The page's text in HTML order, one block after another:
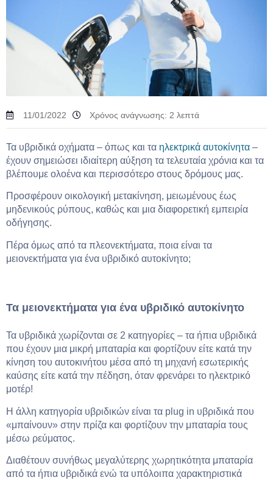
11/01/2022 Χρόνος ανάγνωσης: 2 λεπτά
Τα υβριδικά οχήματα – όπως και τα ηλεκτρικά αυτοκίνητα –
έχουν σημειώσει ιδιαίτερη αύξηση τα τελευταία χρόνια και τα
βλέπουμε ολοένα και περισσότερο στους δρόμους μας.
Προσφέρουν οικολογική μετακίνηση, μειωμένους έως
μηδενικούς ρύπους, καθώς και μια διαφορετική εμπειρία
οδήγησης.
Πέρα όμως από τα πλεονεκτήματα, ποια είναι τα
μειονεκτήματα για ένα υβριδικό αυτοκίνητο;
Τα μειονεκτήματα για ένα υβριδικό αυτοκίνητο
Τα υβριδικά χωρίζονται σε 2 κατηγορίες – τα ήπια υβριδικά
που έχουν μια μικρή μπαταρία και φορτίζουν είτε κατά την
κίνηση του αυτοκινήτου μέσα από τη μηχανή εσωτερικής
καύσης είτε κατά την πέδηση, όταν φρενάρει το ηλεκτρικό
μοτέρ!
Η άλλη κατηγορία υβριδικών είναι τα plug in υβριδικά που
«μπαίνουν» στην πρίζα και φορτίζουν την μπαταρία τους
μέσω ρεύματος.
Διαθέτουν συνήθως μεγαλύτερης χωρητικότητα μπαταρία
από τα ήπια υβριδικά ενώ τα υπόλοιπα χαρακτηριστικά